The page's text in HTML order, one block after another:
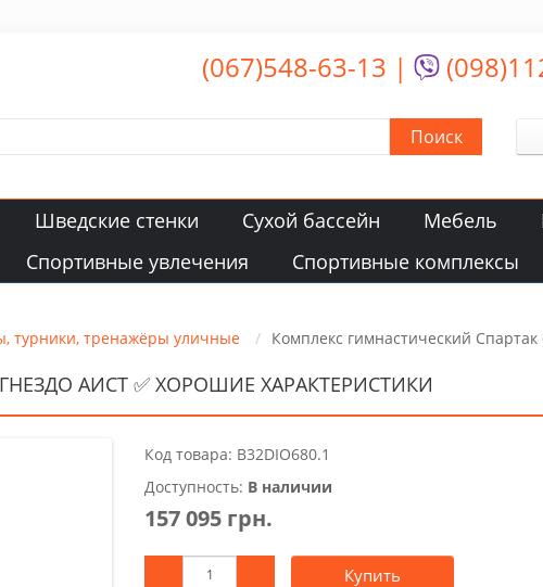
(067)548-63-13 |
Поиск
Шведские стенки Сухой бассейн Мебель
Спортивные увлечения Спортивные комплексы
турники, тренажёры уличные Комплекс гимнастический Спартак
АИСТ ✅ ХОРОШИЕ ХАРАКТЕРИСТИКИ
Код товара: B32DIO680.1
Доступность: В наличии
157 095 грн.
Купить